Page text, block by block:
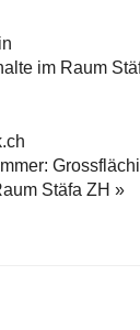
im Raum
Stäfa ZH »